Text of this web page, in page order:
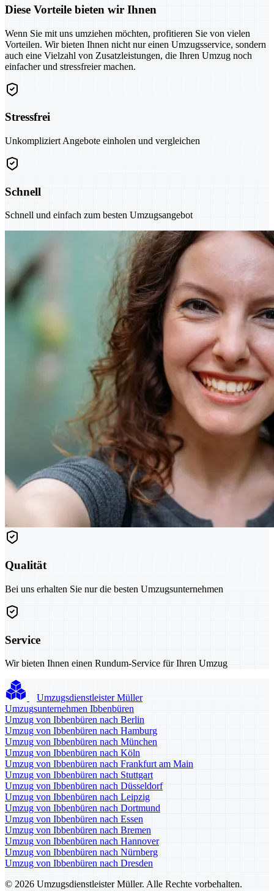
Diese Vorteile bieten wir Ihnen
Wenn Sie mit uns umziehen möchten, profitieren Sie von vielen
Vorteilen. Wir bieten Ihnen nicht nur einen Umzugsservice, sondern
auch eine Vielzahl von Zusatzleistungen, die Ihren Umzug noch
einfacher und stressfreier machen.
Stressfrei
Unkompliziert Angebote einholen und vergleichen
Schnell
Schnell und einfach zum besten Umzugsangebot
Qualität
Bei uns erhalten Sie nur die besten Umzugsunternehmen
Service
Wir bieten Ihnen einen Rundum-Service für Ihren Umzug
Umzugsdienstleister Müller
Umzugsunternehmen Ibbenbüren
Umzug von Ibbenbüren nach Berlin
Umzug von Ibbenbüren nach Hamburg
Umzug von Ibbenbüren nach München
Umzug von Ibbenbüren nach Köln
Umzug von Ibbenbüren nach Frankfurt am Main
Umzug von Ibbenbüren nach Stuttgart
Umzug von Ibbenbüren nach Düsseldorf
Umzug von Ibbenbüren nach Leipzig
Umzug von Ibbenbüren nach Dortmund
Umzug von Ibbenbüren nach Essen
Umzug von Ibbenbüren nach Bremen
Umzug von Ibbenbüren nach Hannover
Umzug von Ibbenbüren nach Nürnberg
Umzug von Ibbenbüren nach Dresden
© 2026 Umzugsdienstleister Müller. Alle Rechte vorbehalten.